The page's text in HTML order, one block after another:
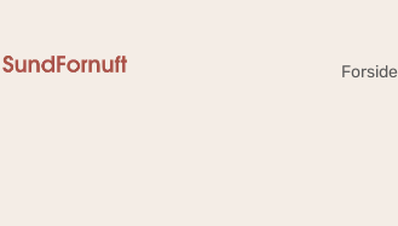
Forside